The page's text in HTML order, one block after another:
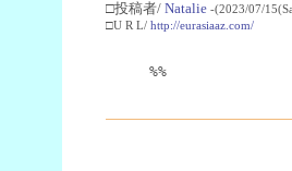
□投稿者/ Natalie -(2023/07/
□U R L/ http://eurasiaaz.com/
%%